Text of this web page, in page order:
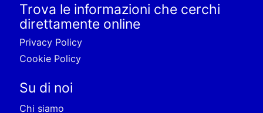
Trova le informazioni che cerchi
direttamente online
Privacy Policy
Cookie Policy
Su di noi
Chi siamo